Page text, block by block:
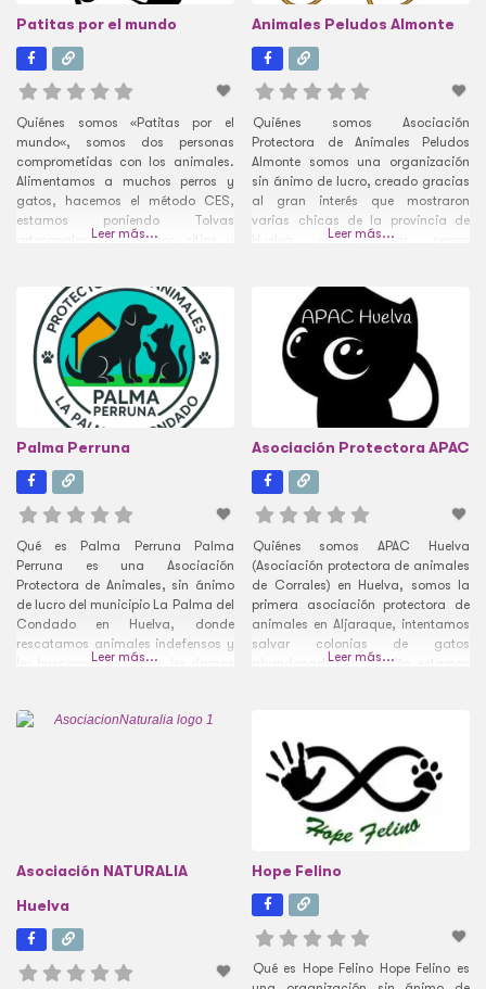
Patitas por el mundo
Quiénes somos «Patitas por el
mundo«, somos dos personas
comprometidas con los animales.
Alimentamos a muchos perros y
gatos, hacemos el método CES,
estamos poniendo Tolvas
artesanales por muchos sitios y
tanto para la alimentación como
para los Veterinarios y residencias
que pagamos todos los meses.
Cuando reunamos dinero haremos
Leer más...
Animales Peludos Almonte
Quiénes somos Asociación
Protectora de Animales Peludos
Almonte somos una organización
sin ánimo de lucro, creado gracias
al gran interés que mostraron
varias chicas de la provincia de
Huelva en rescatar perros
muerte segura. Ellas, como tantas
personas que se están uniendo a la
causa, se dedican de una manera
desinteresada
Leer más...
Palma Perruna
Qué es Palma Perruna Palma
Perruna es una Asociación
Protectora de Animales, sin ánimo
de lucro del municipio La Palma del
Condado en Huelva, donde
rescatamos animales indefensos y
les buscamos un hogar, les damos
abandonan aproximadamente a
Leer más...
Asociación Protectora APAC
Quiénes somos APAC Huelva
(Asociación protectora de animales
de Corrales) en Huelva, somos la
primera asociación protectora de
animales en Aljaraque, intentamos
salvar colonias de gatos
abandonados y también estamos
gatos por la Punta de la Barranca,
acababan atropellados, morían de
frío, enfermos, etc, entonces nos
Leer más...
Asociación NATURALIA
Huelva
Hope Felino
Qué es Hope Felino Hope Felino es